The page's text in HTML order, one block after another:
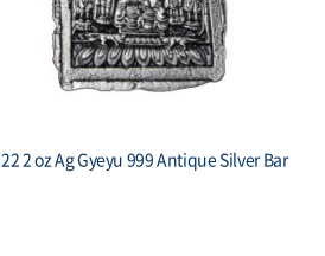
2014 Armenia 1 oz Silver 1000 Drams